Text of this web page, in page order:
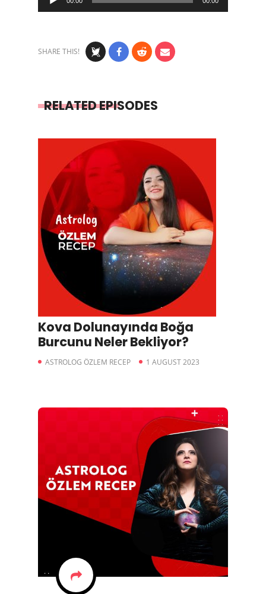
Player
SHARE THIS!
RELATED EPISODES
Kova Dolunayında Boğa
Burcunu Neler Bekliyor?
ASTROLOG ÖZLEM RECEP 1 AUGUST 2023